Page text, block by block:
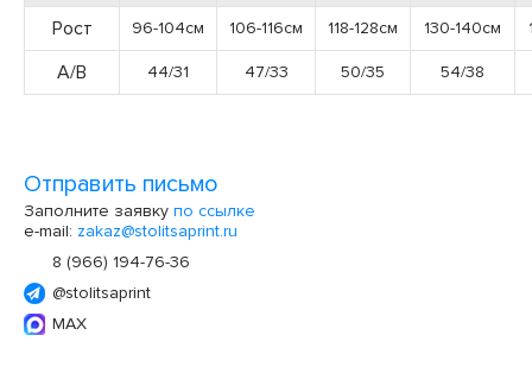
Рост 96-104см 106-116см 118-128см 130-140см
А/В 44/31 47/33 50/35 54/38
Отправить письмо
Заполните заявку по ссылке
e-mail: zakaz@stolitsaprint.ru
8 (966) 194-76-36
@stolitsaprint
MAX